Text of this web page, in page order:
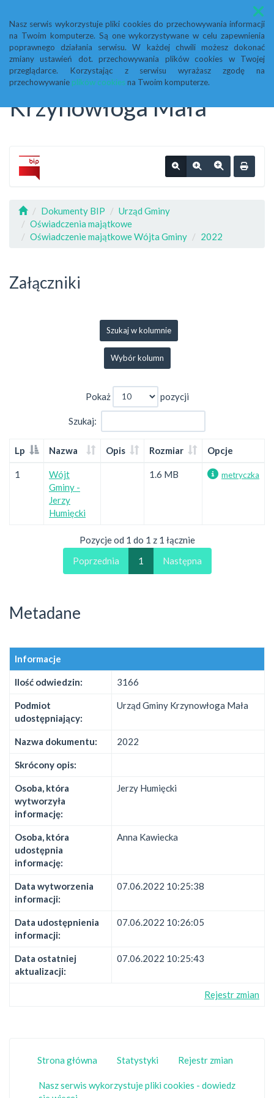
Nasz serwis wykorzystuje pliki cookies do przechowywania informacji
na Twoim komputerze. Są one wykorzystywane w celu zapewnienia
poprawnego działania serwisu. W każdej chwili możesz dokonać
zmiany ustawień dot. przechowywania plików cookies w Twojej
przeglądarce. Korzystając z serwisu wyrażasz zgodę na
przechowywanie plików cookiesna Twoim komputerze.
Menu
Biuletyn Informacji
Publicznej Urząd Gminy
Krzynowłoga Mała
Dokumenty BIP
Urząd Gminy
Oświadczenia majątkowe
Oświadczenie majątkowe Wójta Gminy
2022
Załączniki
Szukaj w kolumnie
Wybór kolumn
Pokaż pozycji
Szukaj:
Lp Nazwa Opis Rozmiar Opcje
1
Wójt
Gminy -
Jerzy
Humięcki
1.6 MB metryczka
Pozycje od 1 do 1 z 1 łącznie
Poprzednia
1 Następna
Metadane
Informacje
Ilość odwiedzin: 3166
Podmiot
udostępniający:
Urząd Gminy Krzynowłoga Mała
Nazwa dokumentu: 2022
Skrócony opis:
Osoba, która
wytworzyła
informację:
Jerzy Humięcki
Osoba, która
udostępnia
informację:
Anna Kawiecka
Data wytworzenia
informacji:
07.06.2022 10:25:38
Data udostępnienia
informacji:
07.06.2022 10:26:05
Data ostatniej
aktualizacji:
07.06.2022 10:25:43
Rejestr zmian
Strona główna Statystyki Rejestr zmian
Nasz serwis wykorzystuje pliki cookies - dowiedz